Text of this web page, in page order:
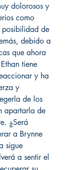
dolorosos y
como
de
debido a
que ahora
tiene
y ha
y
de los
apartarla de
¿Será
a Brynne
sigue
a sentir el